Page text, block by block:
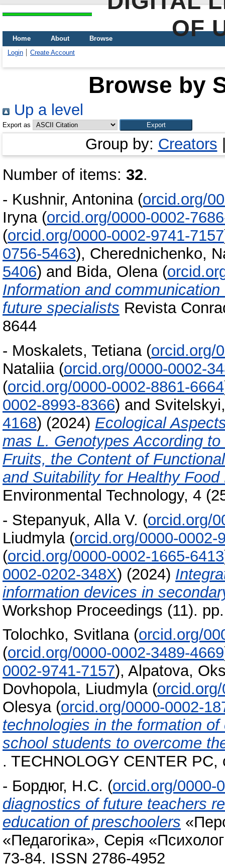
OF
Home About
Browse
Login
Create Account
Browse by
Up a level
Export as
Group by: Creators
Number of items: 32.
- Kushnir, Antonina (orcid.org/
Iryna (orcid.org/0000-0002-
(orcid.org/0000-0002-9741-7157
0756-5463), Cherednichenko,
5406) and Bida, Olena (
Information and
future specialists Revista
8644
- Moskalets, Tetiana (orcid.org/
Nataliia (orcid.org/0000-0002-
(orcid.org/0000-0002-8861-6664
0002-8993-8366) and
4168) (2024) Ecological
mas L. Genotypes According
Fruits, the Content of
and Suitability for Healthy Food
Environmental Technology, 4
- Stepanyuk, Alla V. (orcid.org/
Liudmyla (orcid.org/0000-0002-
(orcid.org/0000-0002-1665-6413
0002-0202-348X) (2024)
information devices in
Workshop Proceedings (11).
Tolochko, Svitlana (orcid.org/
(orcid.org/0000-0002-3489-4669
0002-9741-7157), Alpatova,
Dovhopola, Liudmyla (
Olesya (orcid.org/0000-0002-
technologies in the formation
school students to overcome
. TECHNOLOGY CENTER
- Бордюг, Н.С. (orcid.org/0000-
diagnostics of future teachers
education of preschoolers
«Педагогіка», Серія
73-84. ISSN 2786-4952